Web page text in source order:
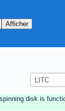
LITC
disk is